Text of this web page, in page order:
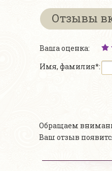
Отзывы
Ваша оценка:
Имя, фамилия*:
Обращаем
Ваш отзыв